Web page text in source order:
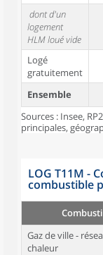
dont d'un
logement
HLM loué vide
Logé
gratuitement
Ensemble
Sources : Insee,
principales,
LOG T11M -
combustible
Gaz de ville -
chaleur